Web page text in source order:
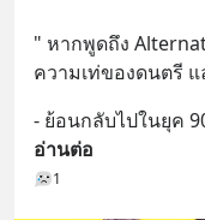
" หากพูดถึง
ความเท่ของดนตรี
- ย้อนกลับไปในยุค
อ่านต่อ
1